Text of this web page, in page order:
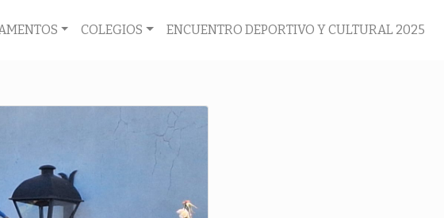
COLEGIOS ENCUENTRO DEPORTIVO Y CULTURAL 2025